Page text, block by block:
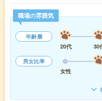
職場の雰囲気
年齢層
20代
30
男女比率
女性